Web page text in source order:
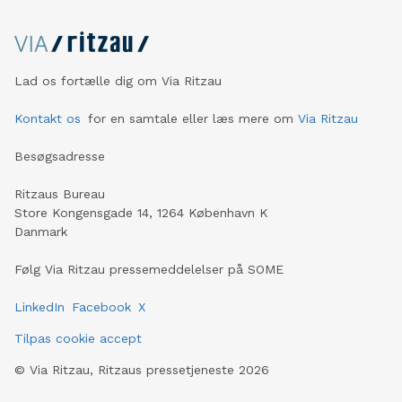
oplever man samtidig en tydelig ubalance mellem en
lavere betalt lærling og en højere betalt svend. For en
lærling kan daglige frokost udgifter være et reelt
økonomisk pres. Det er en ubalance, som virksomheden
bevidst har valgt at gøre noget ved. Inden kørsel
Lad os fortælle dig om Via Ritzau
Kontakt os for en samtale eller læs mere om Via Ritzau
Besøgsadresse
Ritzaus Bureau
Store Kongensgade 14, 1264 København K
Danmark
Følg Via Ritzau pressemeddelelser på SOME
LinkedIn Facebook X
Tilpas cookie accept
© Via Ritzau, Ritzaus pressetjeneste 2026